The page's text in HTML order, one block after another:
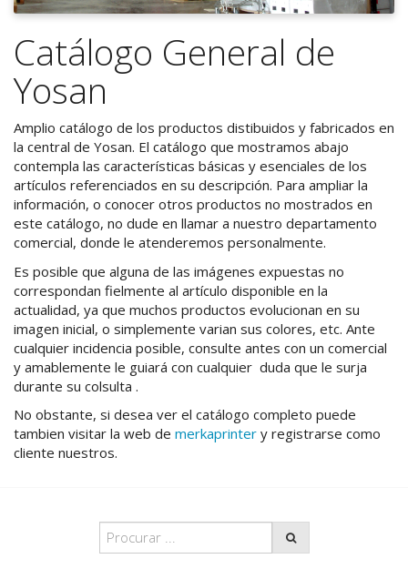
Catálogo General de
Yosan
Amplio catálogo de los productos distibuidos y fabricados en
la central de Yosan. El catálogo que mostramos abajo
contempla las características básicas y esenciales de los
artículos referenciados en su descripción. Para ampliar la
información, o conocer otros productos no mostrados en
este catálogo, no dude en llamar a nuestro departamento
comercial, donde le atenderemos personalmente.
Es posible que alguna de las imágenes expuestas no
correspondan fielmente al artículo disponible en la
actualidad, ya que muchos productos evolucionan en su
imagen inicial, o simplemente varian sus colores, etc. Ante
cualquier incidencia posible, consulte antes con un comercial
y amablemente le guiará con cualquier duda que le surja
durante su colsulta .
No obstante, si desea ver el catálogo completo puede
tambien visitar la web de merkaprinter y registrarse como
cliente nuestros.